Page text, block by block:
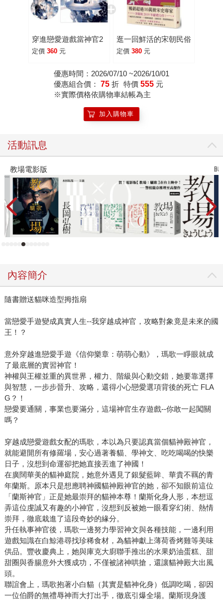
穿進戀愛遊戲當神官2
定價 360 元
逛一回鮮活的宋朝民俗
定價 380 元
優惠時間：2026/07/10 ~2026/10/01
優惠組合價： 75 折 特價 555 元
※實際價格依購物車結帳為主
加入購物車
活動訊息
教場電影版 時
內容簡介
隨書贈送貓咪造型拇指扇
當戀愛手遊變成真實人生--我穿越成神官，攻略對象竟是未來的國
王！？
意外穿越進戀愛手遊《信仰樂章：萌萌心動》，瑪歌一睜眼就成
了最底層的實習神官！
神權與王權並重的異世界，權力、階級與心動交錯，她要靠選擇
與智慧，一步步晉升、攻略，還得小心戀愛選項背後的死亡 FLA
G？！
戀愛要通關，事業也要滿分，這場神官生存遊戲--你敢一起闖關
嗎？
穿越成戀愛遊戲女配的瑪歌，本以為只要認真當個貓神殿神官，
就能避開所有修羅場，安心過著養貓、學神文、吃吃喝喝的快樂
日子，沒想到命運卻把她直接丟進了神國！
在廣闊華美的貓神庭院，她意外遇見了銀髮藍眸、華貴不羈的青
年蘭斯。原本只是想應聘神國貓神殿神官的她，卻不知眼前這位
「蘭斯神官」正是她最崇拜的貓神本尊！蘭斯化身人形，本想逗
弄這位虔誠又有趣的小神官，沒想到反被她一眼看穿幻術、熱情
崇拜，徹底栽進了這段奇妙的緣分。
升任執事神官後，瑪歌一邊努力學習神文與各種技能，一邊利用
遊戲知識在白鯨港尋找珍稀食材，為貓神獻上薄荷香烤雞等美味
供品。豐收慶典上，她與庫克大廚聯手推出的水果奶油蛋糕、甜
甜圈與香腸意外大獲成功，不僅被諸神哄搶，還讓貓神殿大出風
頭。
聯誼會上，瑪歌抱著小白貓（其實是貓神化身）低調吃喝，卻因
一位伯爵的無禮辱神而大打出手，徹底引爆全場。蘭斯現身護